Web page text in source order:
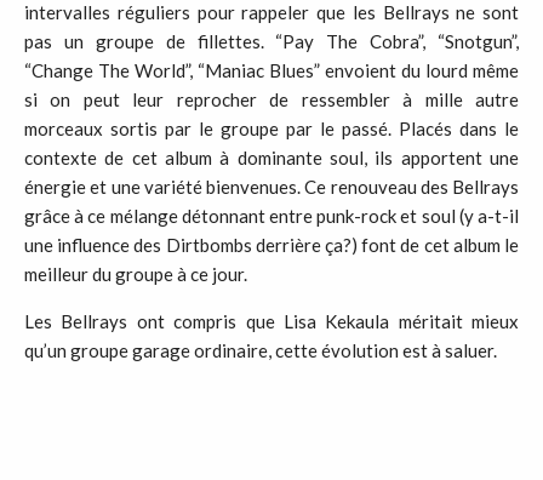
intervalles réguliers pour rappeler que les Bellrays ne sont
pas un groupe de fillettes. “Pay The Cobra”, “Snotgun”,
“Change The World”, “Maniac Blues” envoient du lourd même
si on peut leur reprocher de ressembler à mille autre
morceaux sortis par le groupe par le passé. Placés dans le
contexte de cet album à dominante soul, ils apportent une
énergie et une variété bienvenues. Ce renouveau des Bellrays
grâce à ce mélange détonnant entre punk-rock et soul (y a-t-il
une influence des Dirtbombs derrière ça?) font de cet album le
meilleur du groupe à ce jour.
Les Bellrays ont compris que Lisa Kekaula méritait mieux
qu’un groupe garage ordinaire, cette évolution est à saluer.